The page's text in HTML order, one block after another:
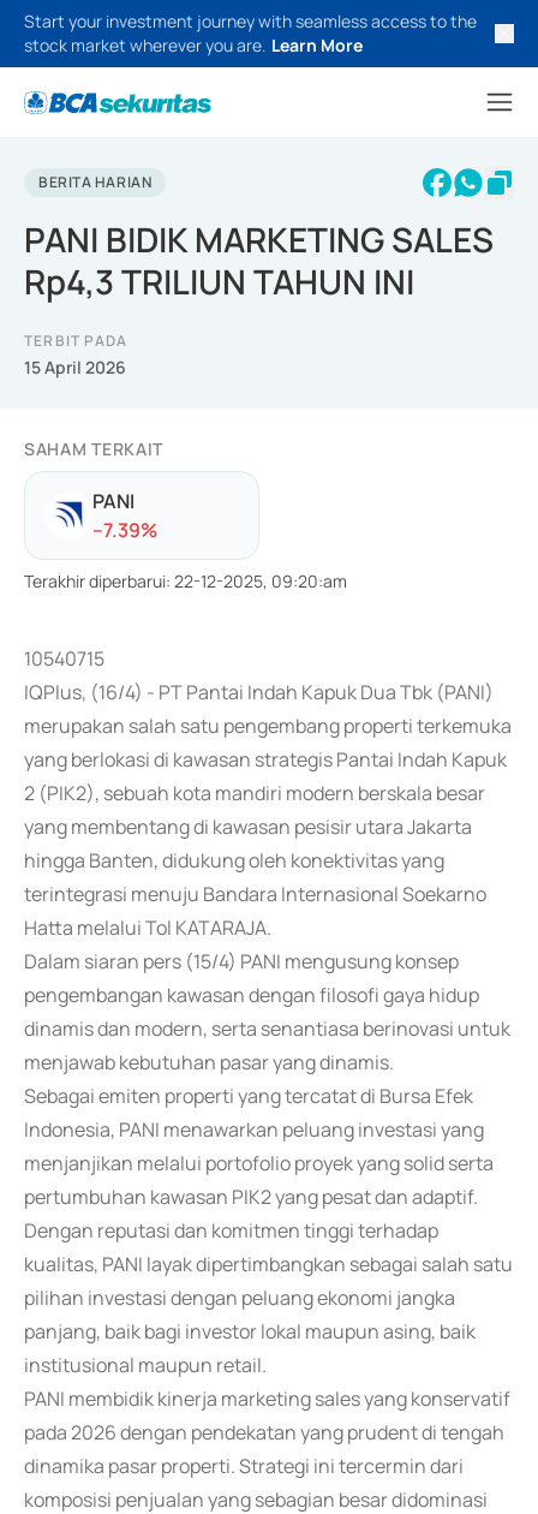
Start your investment journey with seamless access to the
stock market wherever you are. Learn More
BERITA HARIAN
PANI BIDIK MARKETING SALES
Rp4,3 TRILIUN TAHUN INI
TERBIT PADA
15 April 2026
SAHAM TERKAIT
PANI
--7.39%
Terakhir diperbarui: 22-12-2025, 09:20:am
10540715
IQPlus, (16/4) - PT Pantai Indah Kapuk Dua Tbk (PANI)
merupakan salah satu pengembang properti terkemuka
yang berlokasi di kawasan strategis Pantai Indah Kapuk
2 (PIK2), sebuah kota mandiri modern berskala besar
yang membentang di kawasan pesisir utara Jakarta
hingga Banten, didukung oleh konektivitas yang
terintegrasi menuju Bandara Internasional Soekarno
Hatta melalui Tol KATARAJA.
Dalam siaran pers (15/4) PANI mengusung konsep
pengembangan kawasan dengan filosofi gaya hidup
dinamis dan modern, serta senantiasa berinovasi untuk
menjawab kebutuhan pasar yang dinamis.
Sebagai emiten properti yang tercatat di Bursa Efek
Indonesia, PANI menawarkan peluang investasi yang
menjanjikan melalui portofolio proyek yang solid serta
pertumbuhan kawasan PIK2 yang pesat dan adaptif.
Dengan reputasi dan komitmen tinggi terhadap
kualitas, PANI layak dipertimbangkan sebagai salah satu
pilihan investasi dengan peluang ekonomi jangka
panjang, baik bagi investor lokal maupun asing, baik
institusional maupun retail.
PANI membidik kinerja marketing sales yang konservatif
pada 2026 dengan pendekatan yang prudent di tengah
dinamika pasar properti. Strategi ini tercermin dari
komposisi penjualan yang sebagian besar didominasi